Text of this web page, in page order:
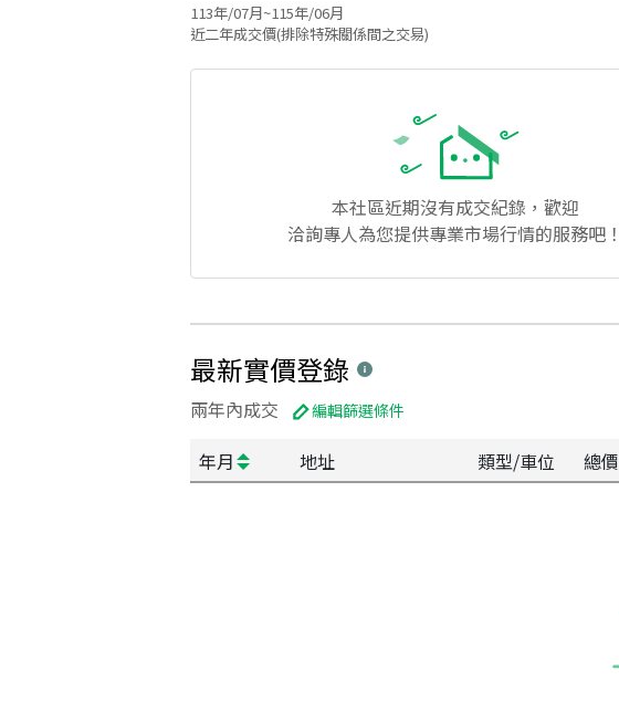
113年/07月~115年/06月
近二年成交價(排除特殊關係間之交易)
本社區近期沒有成交紀錄，歡迎
洽詢專人為您提供專業市場行情的服務吧！
最新實價登錄
兩年內成交 編輯篩選條件
年月 地址 類型/車位 總價